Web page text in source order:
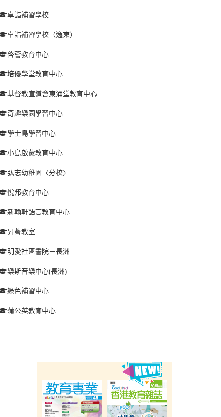
卓詣補習學校
卓詣補習學校（逸東）
啓薈教育中心
培優學堂教育中心
基督教宣道會東涌堂教育中心
奇趣樂園學習中心
學士島學習中心
小島啟蒙教育中心
弘志幼稚園〈分校〉
悅邦教育中心
新翰軒語言教育中心
昇薈教室
明愛社區書院－長洲
樂斯音樂中心(長洲)
綠色補習中心
蒲公英教育中心